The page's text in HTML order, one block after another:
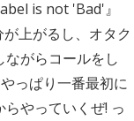
is not 'Bad'』
上がるし、オタク
がらコールをし
っぱり一番最初に
やっていくぜ! っ